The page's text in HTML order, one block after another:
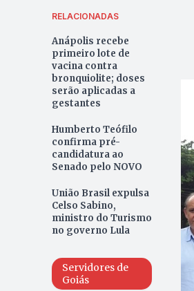
RELACIONADAS
Anápolis recebe
primeiro lote de
vacina contra
bronquiolite; doses
serão aplicadas a
gestantes
Humberto Teófilo
confirma pré-
candidatura ao
Senado pelo NOVO
União Brasil expulsa
Celso Sabino,
ministro do Turismo
no governo Lula
Servidores de
Goiás